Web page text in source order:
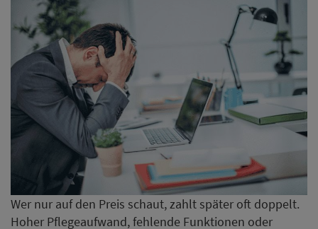
Wer nur auf den Preis schaut, zahlt später oft doppelt.
Hoher Pflegeaufwand, fehlende Funktionen oder